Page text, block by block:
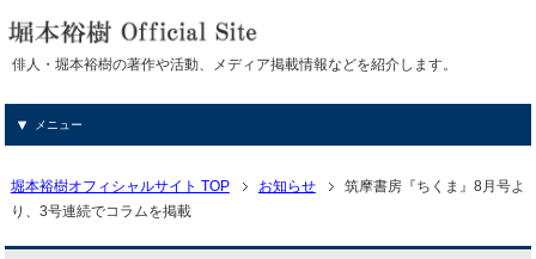
俳人・堀本裕樹の著作や活動、メディア掲載情報などを紹介します。
メニュー
堀本裕樹オフィシャルサイト TOP お知らせ
筑摩書房『ちくま』8月号よ
り、3号連続でコラムを掲載